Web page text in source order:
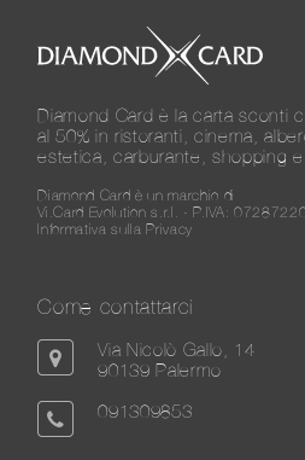
Diamond Card è la carta sconti
al 50% in ristoranti, cinema,
estetica, carburante, shopping
Diamond Card è un marchio di
Vi.Card Evolution s.r.l. - P.IVA:
Informativa sulla Privacy
Come contattarci
Via Nicolò Gallo, 14
90139 Palermo
091309853